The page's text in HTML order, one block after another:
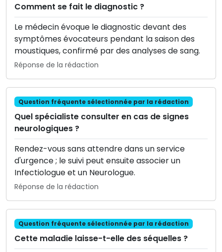
Comment se fait le diagnostic ?
Le médecin évoque le diagnostic devant des
symptômes évocateurs pendant la saison des
moustiques, confirmé par des analyses de sang.
Réponse de la rédaction
Question fréquente sélectionnée par la rédaction
Quel spécialiste consulter en cas de signes
neurologiques ?
Rendez-vous sans attendre dans un service
d'urgence ; le suivi peut ensuite associer un
Infectiologue et un Neurologue.
Réponse de la rédaction
Question fréquente sélectionnée par la rédaction
Cette maladie laisse-t-elle des séquelles ?